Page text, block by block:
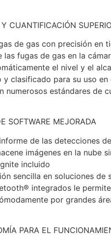
CUANTIFICACIÓN
de gas con precisión en
las fugas de gas en la
el nivel y el
y clasificado para su uso
numerosos estándares de
SOFTWARE MEJORADA
de las detecciones
imágenes en la nube
incluido
sencilla en soluciones de
integrados le
por grandes
PARA EL